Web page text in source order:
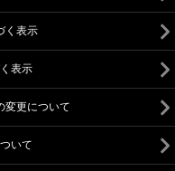
く表示
表示
変更について
いて